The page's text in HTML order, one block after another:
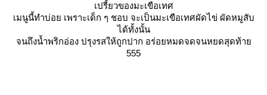
เปรี้ยวของมะเขือเทศ
เมนูนี้ทำบ่อย เพราะเด็ก ๆ ชอบ จะเป็นมะเขือเทศผัดไข่ ผัดหมูสับ
ได้ทั้งนั้น
จนถึงน้ำพริกอ่อง ปรุงรสให้ถูกปาก อร่อยหมดจดจนหยดสุดท้า
555